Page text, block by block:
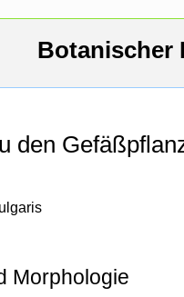
Botanischer
den
Morphologie